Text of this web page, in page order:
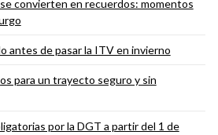
convierten en recuerdos: momentos
antes de pasar la ITV en invierno
para un trayecto seguro y sin
por la DGT a partir del 1 de